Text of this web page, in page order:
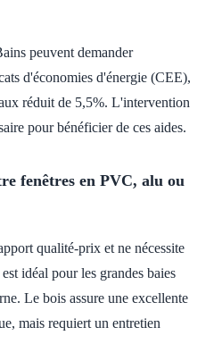
peuvent demander
d'économies d'énergie (CEE),
réduit de 5,5%. L'intervention
pour bénéficier de ces aides.
fenêtres en PVC, alu ou
qualité-prix et ne nécessite
idéal pour les grandes baies
Le bois assure une excellente
mais requiert un entretien